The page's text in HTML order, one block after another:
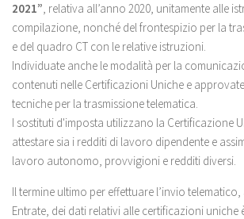
2021”, relativa all’anno 2020, unitamente alle
compilazione, nonché del frontespizio per la
e del quadro CT con le relative istruzioni.
Individuate anche le modalità per la
contenuti nelle Certificazioni Uniche e
tecniche per la trasmissione telematica.
I sostituti d'imposta utilizzano la Certificazione
attestare sia i redditi di lavoro dipendente e
lavoro autonomo, provvigioni e redditi diversi.
Il termine ultimo per effettuare l’invio telematico,
Entrate, dei dati relativi alle certificazioni uniche